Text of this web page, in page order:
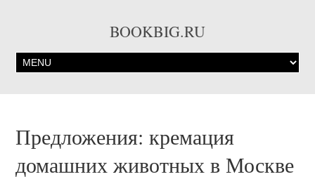
BOOKBIG.RU
Предложения: кремация
домашних животных в Москве